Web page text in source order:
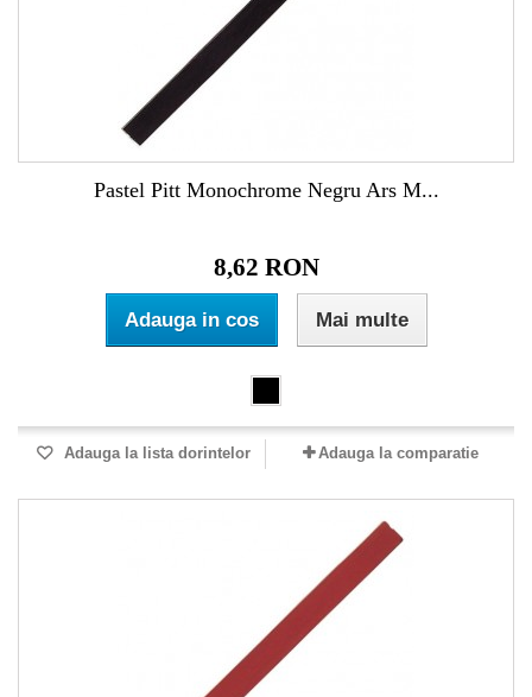
Pastel Pitt Monochrome Negru Ars M...
8,62 RON
Adauga in cos Mai multe
Adauga la lista dorintelor Adauga la comparatie